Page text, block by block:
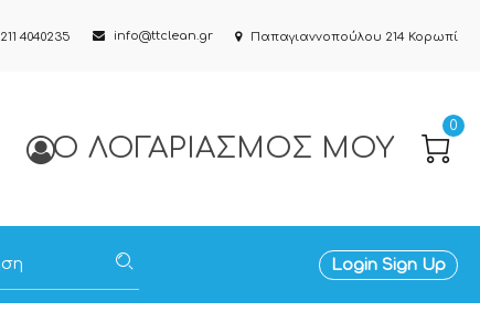
211 4040235 info@ttclean.gr Παπαγιαννοπούλου 214 Κορωπί
Ο ΛΟΓΑΡΙΑΣΜΌΣ ΜΟΥ
0
Login Sign Up